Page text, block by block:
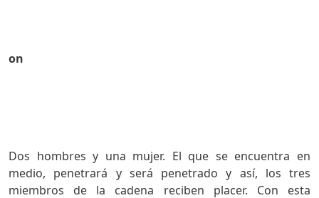
on
Dos hombres y una mujer. El que se encuentra en
medio, penetrará y será penetrado y así, los tres
miembros de la cadena reciben placer. Con esta